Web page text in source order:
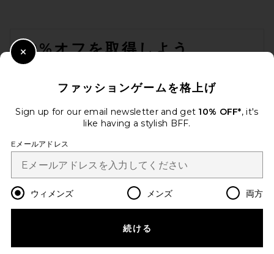
Helsa Viscose Georgette
10%オフを取得しよう
プライバシーポリシー
Change Country Regions
ja USD
改善にご協力ください！
ファッションゲームを格上げ
Sign up for our email newsletter and get 10% OFF*, it's
like having a stylish BFF.
Eメールアドレス
ウィメンズ メンズ 両方
続ける
Close Modal